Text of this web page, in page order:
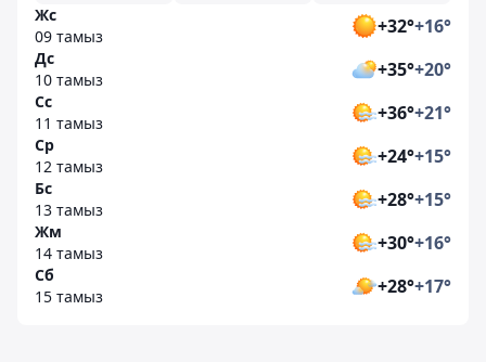
Жс
09 тамыз
+32°+16°
Дс
10 тамыз
+35°+20°
Сс
11 тамыз
+36°+21°
Ср
12 тамыз
+24°+15°
Бс
13 тамыз
+28°+15°
Жм
14 тамыз
+30°+16°
Сб
15 тамыз
+28°+17°